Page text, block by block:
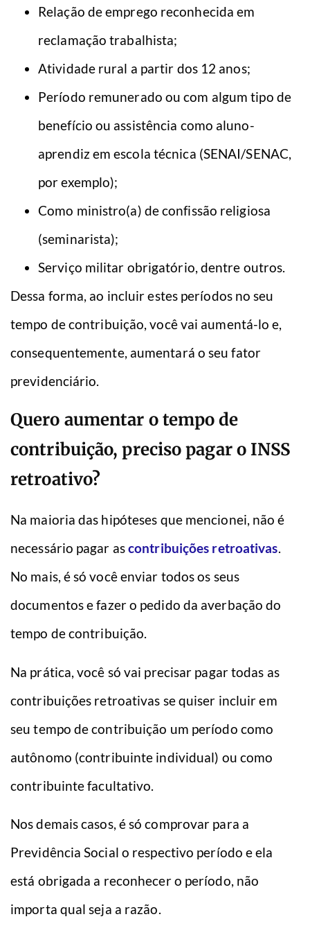
Relação de emprego reconhecida em
reclamação trabalhista;
Atividade rural a partir dos 12 anos;
Período remunerado ou com algum tipo de
benefício ou assistência como aluno-
aprendiz em escola técnica (SENAI/SENAC,
por exemplo);
Como ministro(a) de confissão religiosa
(seminarista);
Serviço militar obrigatório, dentre outros.
Dessa forma, ao incluir estes períodos no seu
tempo de contribuição, você vai aumentá-lo e,
consequentemente, aumentará o seu fator
previdenciário.
Quero aumentar o tempo de
contribuição, preciso pagar o INSS
retroativo?
Na maioria das hipóteses que mencionei, não é
necessário pagar ascontribuições retroativas.
No mais, é só você enviar todos os seus
documentos e fazer o pedido da averbação do
tempo de contribuição.
Na prática, você só vai precisar pagar todas as
contribuições retroativas se quiser incluir em
seu tempo de contribuição um período como
autônomo (contribuinte individual) ou como
contribuinte facultativo.
Nos demais casos, é só comprovar para a
Previdência Social o respectivo período e ela
está obrigada a reconhecer o período, não
importa qual seja a razão.